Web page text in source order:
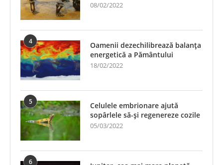
08/02/2022
4
Oamenii dezechilibrează balanța
energetică a Pământului
18/02/2022
5
Celulele embrionare ajută
sopârlele să-și regenereze cozile
05/03/2022
6